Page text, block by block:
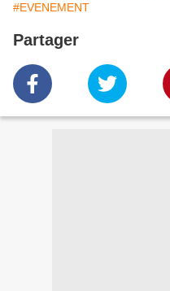
#EVENEMENT
Partager